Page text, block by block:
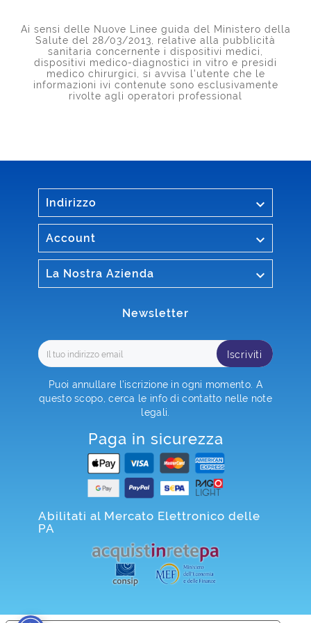
Ai sensi delle Nuove Linee guida del Ministero della
Salute del 28/03/2013, relative alla pubblicità
sanitaria concernente i dispositivi medici,
dispositivi medico-diagnostici in vitro e presidi
medico chirurgici, si avvisa l'utente che le
informazioni ivi contenute sono esclusivamente
rivolte agli operatori professional
Indirizzo 
Account 
La Nostra Azienda 
Newsletter
Iscriviti
Puoi annullare l'iscrizione in ogni momento. A
questo scopo, cerca le info di contatto nelle note
legali.
Paga in sicurezza
Abilitati al Mercato Elettronico delle
PA